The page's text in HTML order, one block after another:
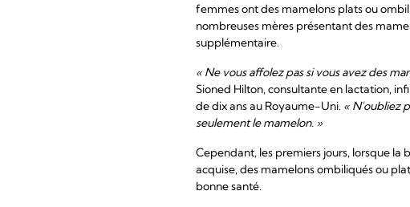
femmes ont des mamelons plats ou
nombreuses mères présentant des
supplémentaire.
« Ne vous affolez pas si vous avez des
Sioned Hilton, consultante en lactation,
de dix ans au Royaume-Uni. « N'oubliez
seulement le mamelon. »
Cependant, les premiers jours, lorsque
acquise, des mamelons ombiliqués ou
bonne santé.